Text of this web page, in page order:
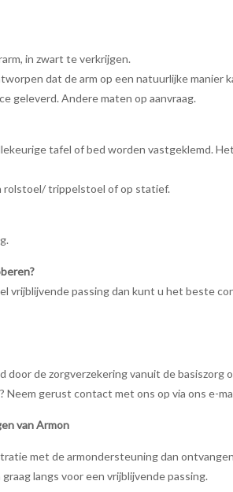
in zwart te verkrijgen.
dat de arm op een natuurlijke
geleverd. Andere maten op aanvraag.
tafel of bed worden vastgeklemd.
rolstoel/ trippelstoel of op statief.
vrijblijvende passing dan kunt u het beste
de zorgverzekering vanuit de
gerust contact met ons op via ons e-
van Armon
met de armondersteuning dan
langs voor een vrijblijvende passing.